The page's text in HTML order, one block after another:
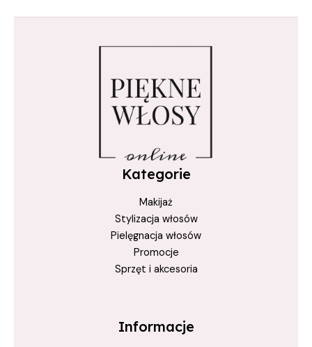
Kategorie
Makijaż
Stylizacja włosów
Pielęgnacja włosów
Promocje
Sprzęt i akcesoria
Informacje